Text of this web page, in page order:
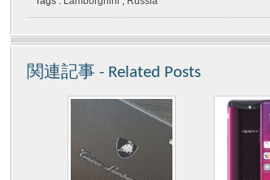
関連記事 - Related Posts